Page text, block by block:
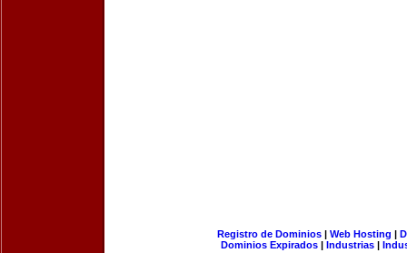
Registro de Dominios| Web Hosting |
Dominios Expirados | Industrias |